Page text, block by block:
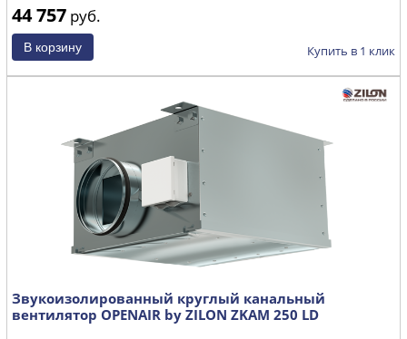
44 757 руб.
Купить в 1 клик
Звукоизолированный круглый канальный
вентилятор OPENAIR by ZILON ZKAM 250 LD